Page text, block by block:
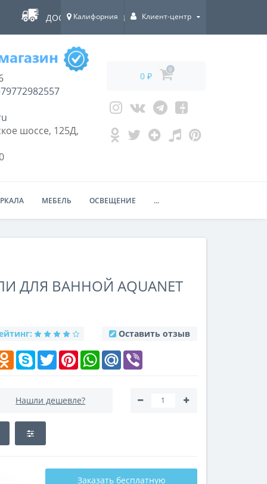
ДОСТАВКА ПО ВСЕЙ РОССИИ!
Калифорния Клиент-центр
шоссе, 125Д,
0 ₽
0
МЕБЕЛЬ ОСВЕЩЕНИЕ ...
ДЛЯ ВАННОЙ AQUANET
Оставить отзыв
Odnoklassniki
Skype Twitter PinterestWhatsAppMail.Ru
Нашли дешевле?
Заказать бесплатную